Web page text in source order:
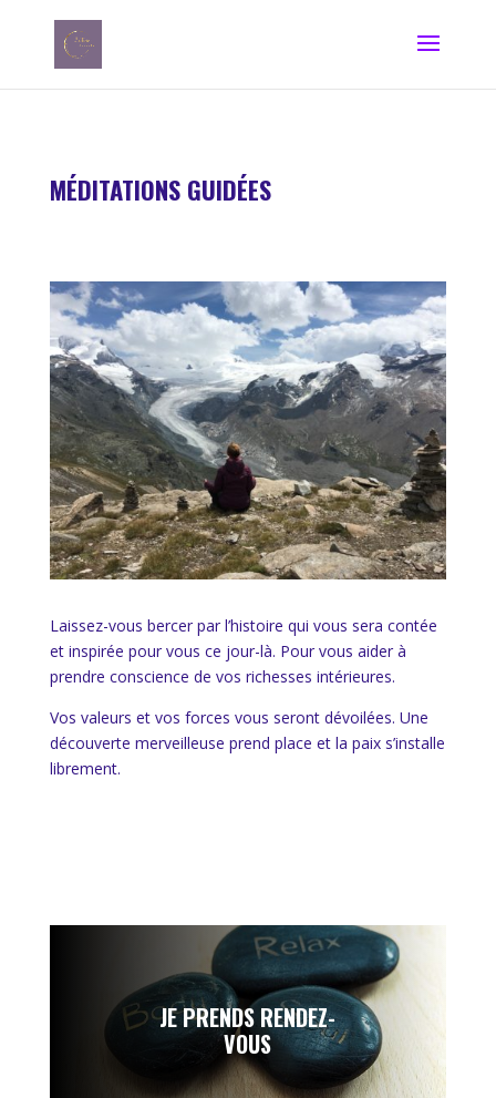
MÉDITATIONS GUIDÉES
Laissez-vous bercer par l’histoire qui vous sera contée
et inspirée pour vous ce jour-là. Pour vous aider à
prendre conscience de vos richesses intérieures.
Vos valeurs et vos forces vous seront dévoilées. Une
découverte merveilleuse prend place et la paix s’installe
librement.
JE PRENDS RENDEZ-
VOUS